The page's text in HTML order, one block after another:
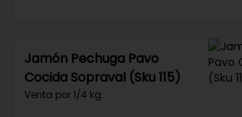
Jamón Pechuga Pavo
Cocida Sopraval (Sku 115)
Venta por 1/4 kg.